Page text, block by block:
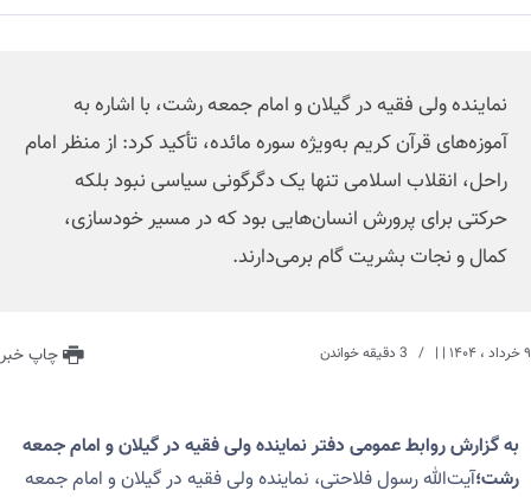
نماینده ولی فقیه در گیلان و امام جمعه رشت، با اشاره به
آموزه‌های قرآن کریم به‌ویژه سوره مائده، تأکید کرد: از منظر امام
راحل، انقلاب اسلامی تنها یک دگرگونی سیاسی نبود بلکه
حرکتی برای پرورش انسان‌هایی بود که در مسیر خودسازی،
کمال و نجات بشریت گام برمی‌دارند.
۹ خرداد ، ۱۴۰۴ | | چاپ خبر
به گزارش روابط عمومی دفتر نماینده ولی فقیه در گیلان و امام جمعه
رشت؛آیت‌الله رسول فلاحتی، نماینده ولی فقیه در گیلان و امام جمعه